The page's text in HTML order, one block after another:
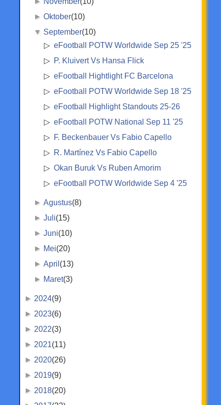
►Oktober(10)
▼ September(10)
eFootball POTW Worldwide Sep 25 '25
P. Kluivert Vs Hansa Flick
eFootball Hightlight FC Barcelona
eFootball POTW Worldwide Sep 18 '25
eFootball Highlight Standouts 25-26
eFootball POTW National Sep 11 '25
F. Beckenbauer Vs Fabio Capello
R. Martínez Vs Fabio Capello
Okan Buruk Vs Ruben Amorim
eFootball POTW Worldwide Sep 4 '25
►Agustus(8)
►Juli(15)
►Juni(10)
► Mei(20)
►April (13)
► Maret(3)
► 2024(9)
► 2023(6)
► 2022(3)
► 2021(11)
► 2020(26)
► 2019(9)
► 2018(20)